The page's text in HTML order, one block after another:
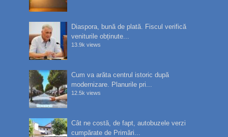
Diaspora, bună de plată. Fiscul verifică
veniturile obținute...
13.9k views
Cum va arăta centrul istoric după
modernizare. Planurile pri...
12.5k views
Cât ne costă, de fapt, autobuzele verzi
cumpărate de Primări...